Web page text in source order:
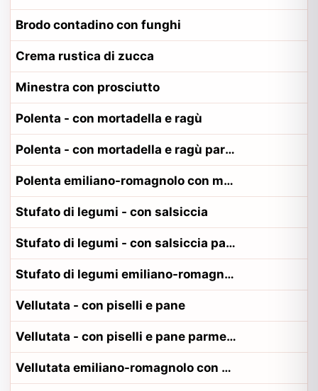
Brodo contadino con funghi
Crema rustica di zucca
Minestra con prosciutto
Polenta - con mortadella e ragù
Polenta - con mortadella e ragù parmense
Polenta emiliano-romagnolo con mortadella e ragù
Stufato di legumi - con salsiccia
Stufato di legumi - con salsiccia parmense
Stufato di legumi emiliano-romagnolo con salsiccia
Vellutata - con piselli e pane
Vellutata - con piselli e pane parmense
Vellutata emiliano-romagnolo con piselli e pane